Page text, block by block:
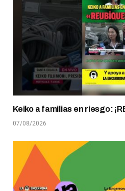
Keiko a familias en riesgo:
07/08/2026